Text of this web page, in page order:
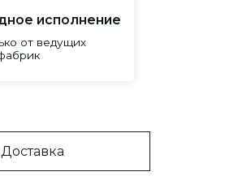
Доставка